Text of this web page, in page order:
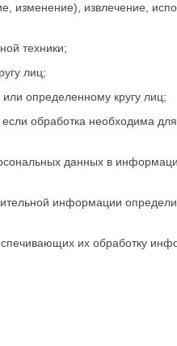
изменение), извлечение,
техники;
лиц;
определенному кругу лиц;
обработка необходима
данных в
информации
их обработку